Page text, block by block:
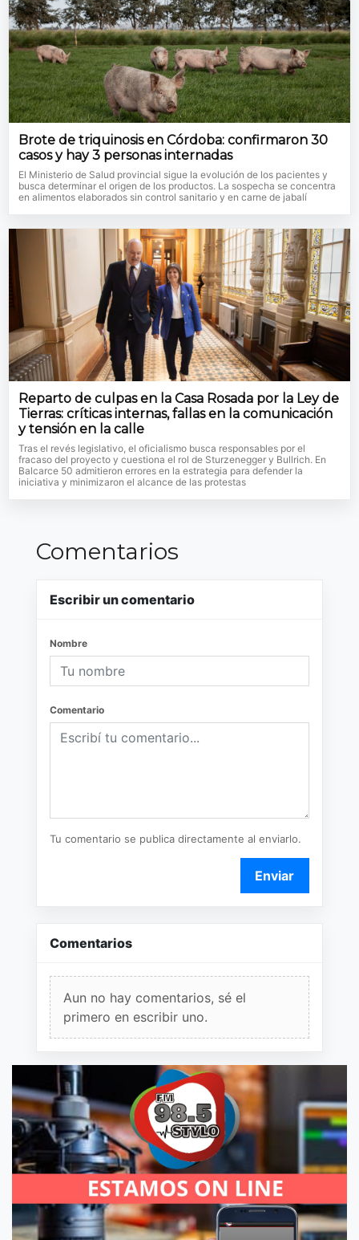
Brote de triquinosis en Córdoba: confirmaron 30
casos y hay 3 personas internadas
El Ministerio de Salud provincial sigue la evolución de los pacientes y
busca determinar el origen de los productos. La sospecha se concentra
en alimentos elaborados sin control sanitario y en carne de jabalí
Reparto de culpas en la Casa Rosada por la Ley de
Tierras: críticas internas, fallas en la comunicación
y tensión en la calle
Tras el revés legislativo, el oficialismo busca responsables por el
fracaso del proyecto y cuestiona el rol de Sturzenegger y Bullrich. En
Balcarce 50 admitieron errores en la estrategia para defender la
iniciativa y minimizaron el alcance de las protestas
Comentarios
Escribir un comentario
Nombre
Comentario
Tu comentario se publica directamente al enviarlo.
Enviar
Comentarios
Aun no hay comentarios, sé el
primero en escribir uno.